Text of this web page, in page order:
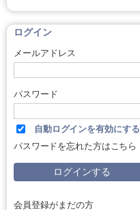
ログイン
メールアドレス
パスワード
自動ログインを有効にする
パスワードを忘れた方はこちら
会員登録がまだの方